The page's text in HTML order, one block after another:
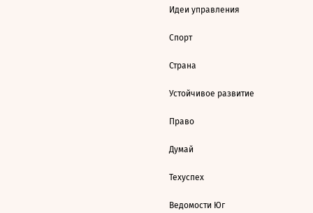
Идеи управления
Спорт
Страна
Устойчивое развитие
Право
Думай
Техуспех
Ведомости Юг